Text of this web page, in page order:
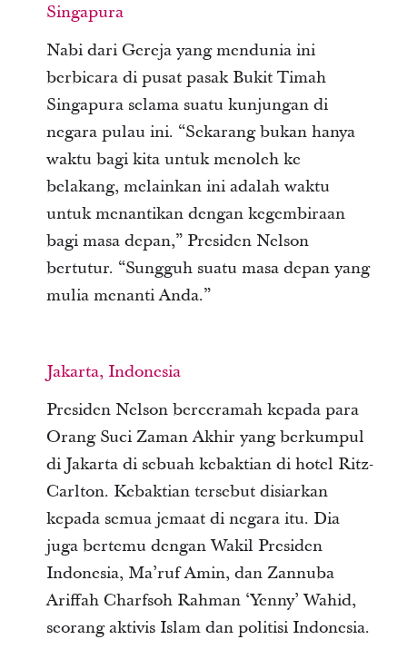
Singapura
Nabi dari Gereja yang mendunia ini
berbicara di pusat pasak Bukit Timah
Singapura selama suatu kunjungan di
negara pulau ini. “Sekarang bukan hanya
waktu bagi kita untuk menoleh ke
belakang, melainkan ini adalah waktu
untuk menantikan dengan kegembiraan
bagi masa depan,” Presiden Nelson
bertutur. “Sungguh suatu masa depan yang
mulia menanti Anda.”
Jakarta, Indonesia
Presiden Nelson berceramah kepada para
Orang Suci Zaman Akhir yang berkumpul
di Jakarta di sebuah kebaktian di hotel Ritz-
Carlton. Kebaktian tersebut disiarkan
kepada semua jemaat di negara itu. Dia
juga bertemu dengan Wakil Presiden
Indonesia, Ma’ruf Amin, dan Zannuba
Ariffah Charfsoh Rahman ‘Yenny’ Wahid,
seorang aktivis Islam dan politisi Indonesia.